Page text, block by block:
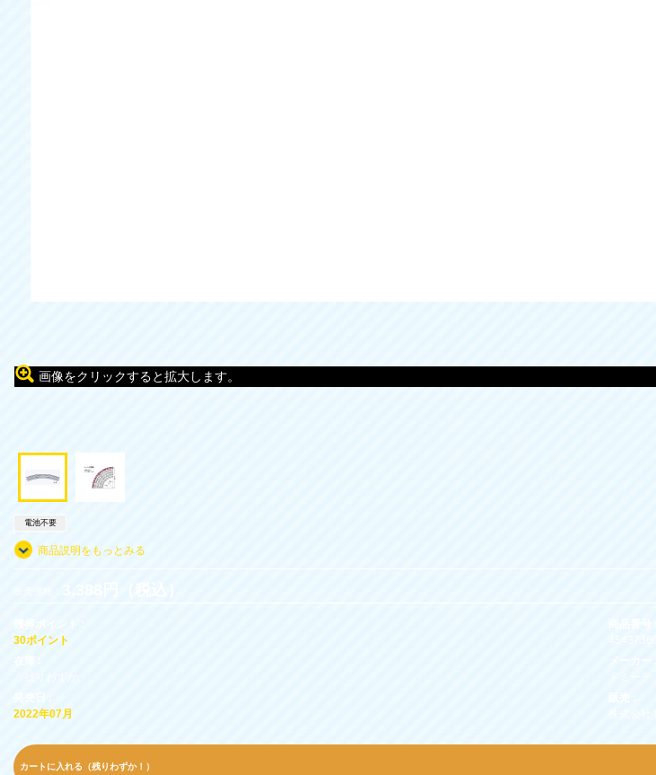
画像をクリックすると拡大します。
電池不要
商品説明をもっとみる
30ポイント
2022年07月
カートに入れる（残りわずか！）